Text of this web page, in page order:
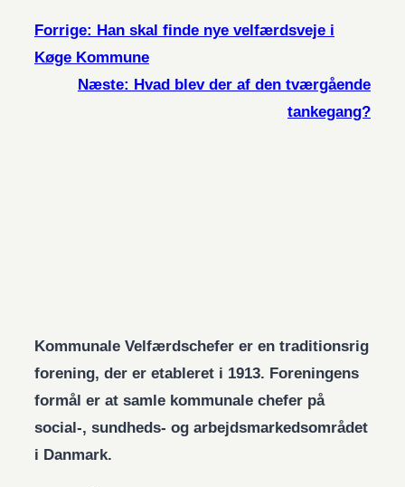
Forrige: Han skal finde nye velfærdsveje i
Køge Kommune
Næste: Hvad blev der af den tværgående
tankegang?
Kommunale Velfærdschefer er en traditionsrig
forening, der er etableret i 1913. Foreningens
formål er at samle kommunale chefer på
social-, sundheds- og arbejdsmarkedsområdet
i Danmark.